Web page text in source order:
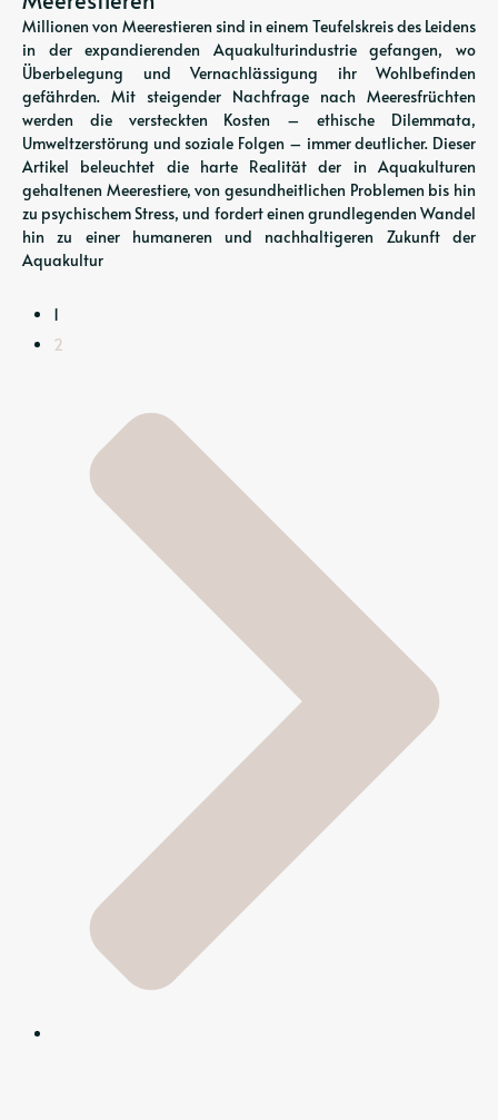
Millionen von Meerestieren sind in einem Teufelskreis des Leidens
in der expandierenden Aquakulturindustrie gefangen, wo
Überbelegung und Vernachlässigung ihr Wohlbefinden
gefährden. Mit steigender Nachfrage nach Meeresfrüchten
werden die versteckten Kosten – ethische Dilemmata,
Umweltzerstörung und soziale Folgen – immer deutlicher. Dieser
Artikel beleuchtet die harte Realität der in Aquakulturen
gehaltenen Meerestiere, von gesundheitlichen Problemen bis hin
zu psychischem Stress, und fordert einen grundlegenden Wandel
hin zu einer humaneren und nachhaltigeren Zukunft der
Aquakultur
1
2